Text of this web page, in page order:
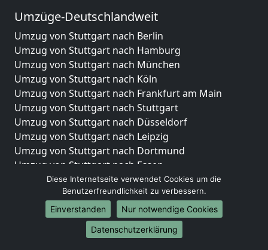
Umzüge-Deutschlandweit
Umzug von Stuttgart nach Berlin
Umzug von Stuttgart nach Hamburg
Umzug von Stuttgart nach München
Umzug von Stuttgart nach Köln
Umzug von Stuttgart nach Frankfurt am Main
Umzug von Stuttgart nach Stuttgart
Umzug von Stuttgart nach Düsseldorf
Umzug von Stuttgart nach Leipzig
Umzug von Stuttgart nach Dortmund
Umzug von Stuttgart nach Essen
Umzug von Stuttgart nach Bremen
Umzug von Stuttgart nach Dresden
Umzug von Stuttgart nach Hannover
Umzug von Stuttgart nach Nürnberg
Umzug von Stuttgart nach Duisburg
Diese Internetseite verwendet Cookies um die
Benutzerfreundlichkeit zu verbessern.
Einverstanden
Nur notwendige Cookies
Datenschutzerklärung